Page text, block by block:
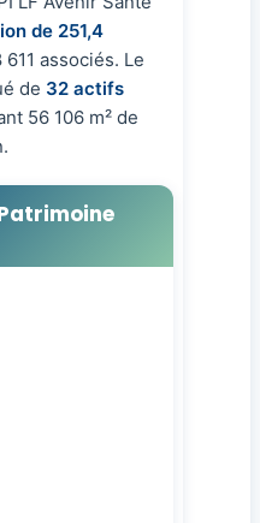
de 251,4
611 associés. Le
de 32 actifs
56 106 m² de